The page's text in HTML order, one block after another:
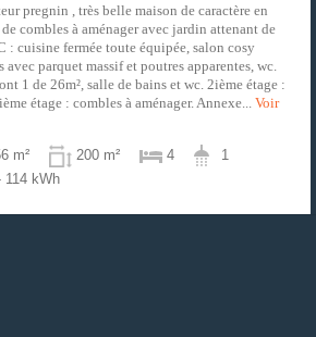
pregnin , très belle maison de caractère en
combles à aménager avec jardin attenant de
: cuisine fermée toute équipée, salon cosy
parquet massif et poutres apparentes, wc.
1 de 26m², salle de bains et wc. 2ième étage :
étage : combles à aménager. Annexe... Voir
m² 200 m² 4
1
114 kWh